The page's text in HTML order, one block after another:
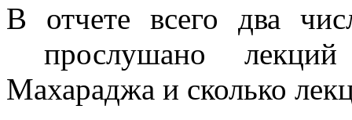
В отчете всего два
прослушано
Махараджа и сколько